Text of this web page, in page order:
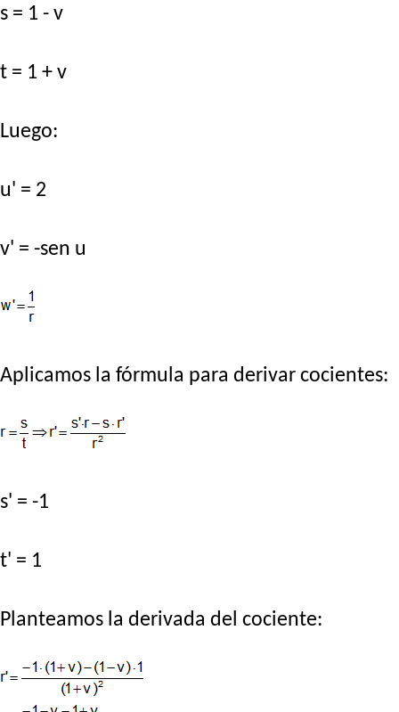
s = 1 - v
t = 1 + v
Luego:
u' = 2
v' = -sen u
Aplicamos la fórmula para derivar cocientes:
s' = -1
t' = 1
Planteamos la derivada del cociente: